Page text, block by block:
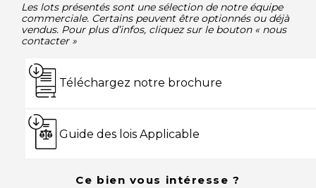
Les lots présentés sont une sélection de notre équipe
commerciale. Certains peuvent être optionnés ou déjà
vendus. Pour plus d’infos, cliquez sur le bouton « nous
contacter »
Téléchargez notre brochure
Guide des lois Applicable
Ce bien vous intéresse ?